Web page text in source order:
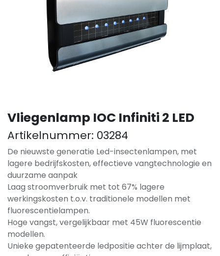
Vliegenlamp IOC Infiniti 2 LED
Artikelnummer: 03284
De nieuwste generatie Led-insectenlampen, met
lagere bedrijfskosten, effectieve vangtechnologie en
duurzame aanpak
Laag stroomverbruik met tot 67% lagere
werkingskosten t.o.v. traditionele modellen met
fluorescentielampen.
Hoge vangst, vergelijkbaar met 45W fluorescentie
modellen.
Unieke gepatenteerde ledpositie achter de lijmplaat,